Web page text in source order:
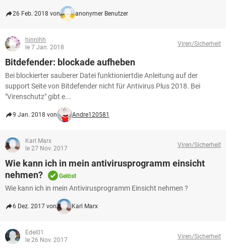
26 Feb. 2018 von anonymer Benutzer
hinnihh
le 7 Jan. 2018
Viren/Sicherheit
Bitdefender: blockade aufheben
Bei blockierter sauberer Datei funktioniertdie Anleitung auf der
support Seite von Bitdefender nicht für Antivirus Plus 2018. Bei
"Virenschutz" gibt e...
9 Jan. 2018 von Andre120581
Karl Marx
le 27 Nov. 2017
Viren/Sicherheit
Wie kann ich in mein antivirusprogramm einsicht
nehmen?
Gelöst
Wie kann ich in mein Antivirusprogramm Einsicht nehmen ?
6 Dez. 2017 von Karl Marx
Edel01
le 26 Nov. 2017
Viren/Sicherheit